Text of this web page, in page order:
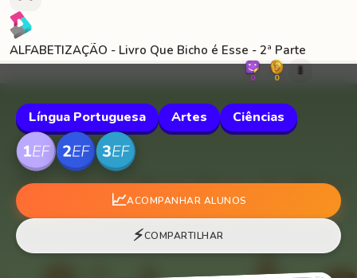
ALFABETIZAÇÃO - Livro Que Bicho é Esse - 2ª Parte
0 0 🐛
Língua Portuguesa Artes Ciências
📈ACOMPANHAR ALUNOS
⚡COMPARTILHAR